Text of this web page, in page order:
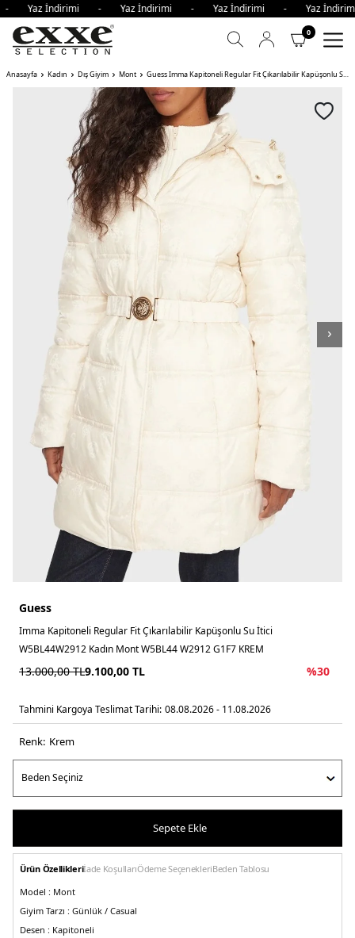
Yaz İndirimi - Yaz İndirimi - Yaz İndirimi - Yaz
0
Anasayfa Kadın Dış Giyim Mont Guess Imma Kapitoneli Regular Fit Çıkarılabilir Kapüşonlu Su İtici Kadın Mont KREM
Guess
Imma Kapitoneli Regular Fit Çıkarılabilir Kapüşonlu Su İtici
W5BL44W2912 Kadın Mont W5BL44 W2912 G1F7 KREM
13.000,00TL9.100,00 TL %30
Tahmini Kargoya Teslimat Tarihi: 08.08.2026 - 11.08.2026
Renk: krem
Sepete Ekle
Ürün Özellikleriİade KoşullarıÖdeme SeçenekleriBeden Tablosu
Model : Mont
Giyim Tarzı : Günlük / Casual
Desen : Kapitoneli